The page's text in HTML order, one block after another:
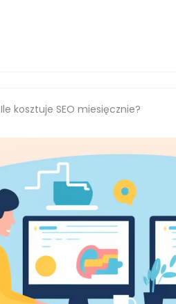
Ile kosztuje SEO miesięcznie?